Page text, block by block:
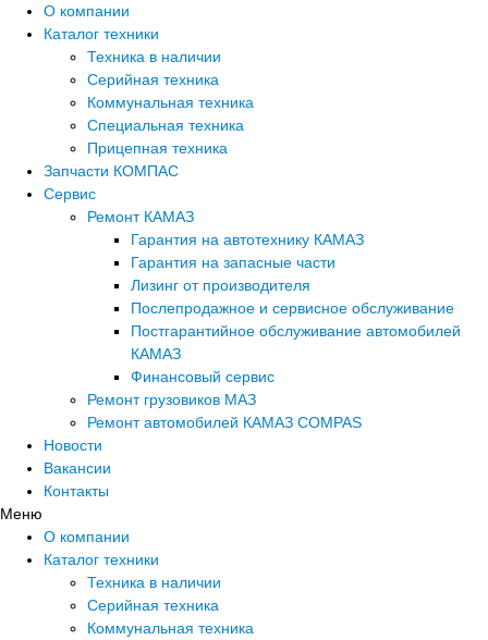
О компании
Каталог техники
Техника в наличии
Серийная техника
Коммунальная техника
Специальная техника
Прицепная техника
Запчасти КОМПАС
Сервис
Ремонт КАМАЗ
Гарантия на автотехнику КАМАЗ
Гарантия на запасные части
Лизинг от производителя
Послепродажное и сервисное обслуживание
Постгарантийное обслуживание автомобилей
КАМАЗ
Финансовый сервис
Ремонт грузовиков МАЗ
Ремонт автомобилей КАМАЗ COMPAS
Новости
Вакансии
Контакты
Меню
О компании
Каталог техники
Техника в наличии
Серийная техника
Коммунальная техника